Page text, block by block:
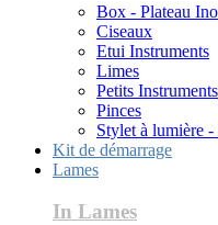
Box - Plateau
Ciseaux
Etui Instruments
Limes
Petits Instruments
Pinces
Stylet à lumière
Kit de démarrage
Lames
In Lames